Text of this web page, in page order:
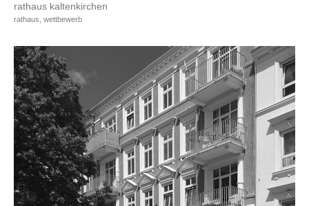
rathaus kaltenkirchen
rathaus, wettbewerb